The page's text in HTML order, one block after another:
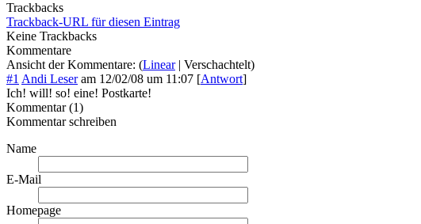
Trackbacks
Trackback-URL für diesen Eintrag
Keine Trackbacks
Kommentare
Ansicht der Kommentare: (Linear| Verschachtelt)
#1 Andi Leser am 12/02/08 um 11:07 [Antwort]
Ich! will! so! eine! Postkarte!
Kommentar (1)
Kommentar schreiben
Name
E-Mail
Homepage